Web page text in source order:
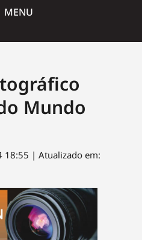
MENU
Mundo
18:55 | Atualizado em: